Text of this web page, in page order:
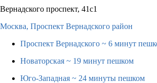
Вернадского проспект, 41с1
Москва, Проспект Вернадского район
Проспект Вернадского ~ 6 минут
Новаторская ~ 19 минут пешком
Юго-Западная ~ 24 минуты пешком